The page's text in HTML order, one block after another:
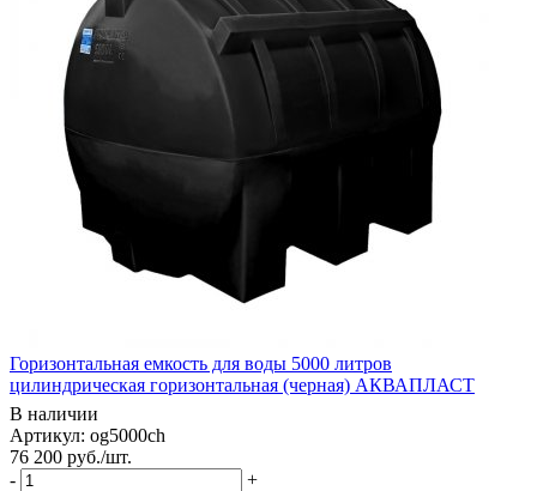
Горизонтальная емкость для воды 5000 литров
цилиндрическая горизонтальная (черная) АКВАПЛАСТ
В наличии
Артикул: og5000ch
76 200 руб./шт.
-
+